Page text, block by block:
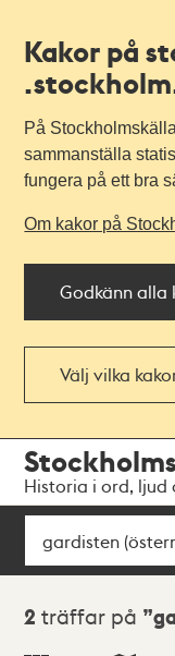
Kakor på
På
sammanställa
fungera på ett bra
Om kakor på
Godkänn alla
Välj vilka
navigationen
huvudinnehållet
Historia i ord, ljud
Sök
Sökresultat
2 träffar på